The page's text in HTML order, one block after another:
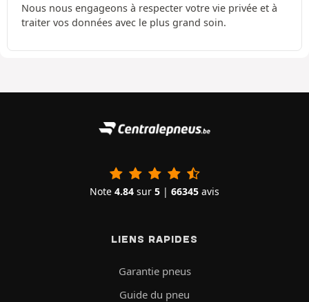
Nous nous engageons à respecter votre vie privée et à
traiter vos données avec le plus grand soin.
Note 4.84 sur 5 | 66345 avis
LIENS RAPIDES
Garantie pneus
Guide du pneu